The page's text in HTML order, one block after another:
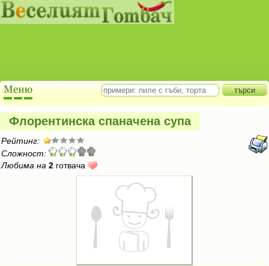
Флорентинска спаначена супа
Рейтинг:
Сложност:
Любима на 2 готвача